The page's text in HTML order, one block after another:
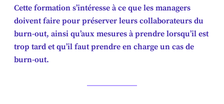
Cette formation s’intéresse à ce que les managers
doivent faire pour préserver leurs collaborateurs du
burn-out, ainsi qu’aux mesures à prendre lorsqu’il est
trop tard et qu’il faut prendre en charge un cas de
burn-out.